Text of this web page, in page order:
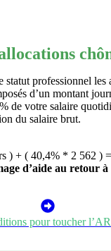
statut professionnel les
d’un montant
de votre salaire
du salaire brut.
) + ( 40,4% * 2 562 ) =
d’aide au retour à
pour toucher